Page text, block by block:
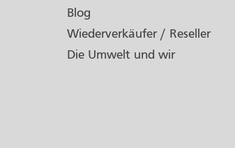
Blog
Wiederverkäufer / Reseller
Die Umwelt und wir